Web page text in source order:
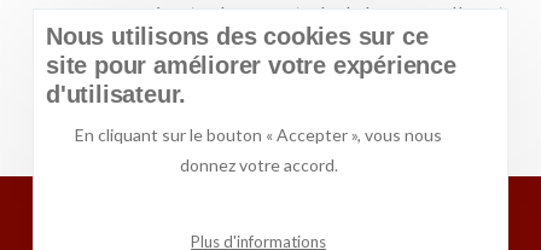
venus nous présenter leur spectacle de kermesse. Ils ont
aussi chanté des comptines et dansé.
Nous utilisons des cookies sur ce
site pour améliorer votre expérience
d'utilisateur.
En cliquant sur le bouton « Accepter », vous nous
donnez votre accord.
Plus d'informations